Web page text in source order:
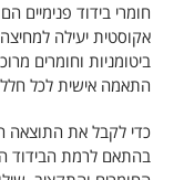
חומרי בידוד פנימיים
אקוסטית יעילה
ביטומניות וחומרים
התאמה אישית לכל
כדי לקבל את התוצאה
בהתאם לרמת הבידוד